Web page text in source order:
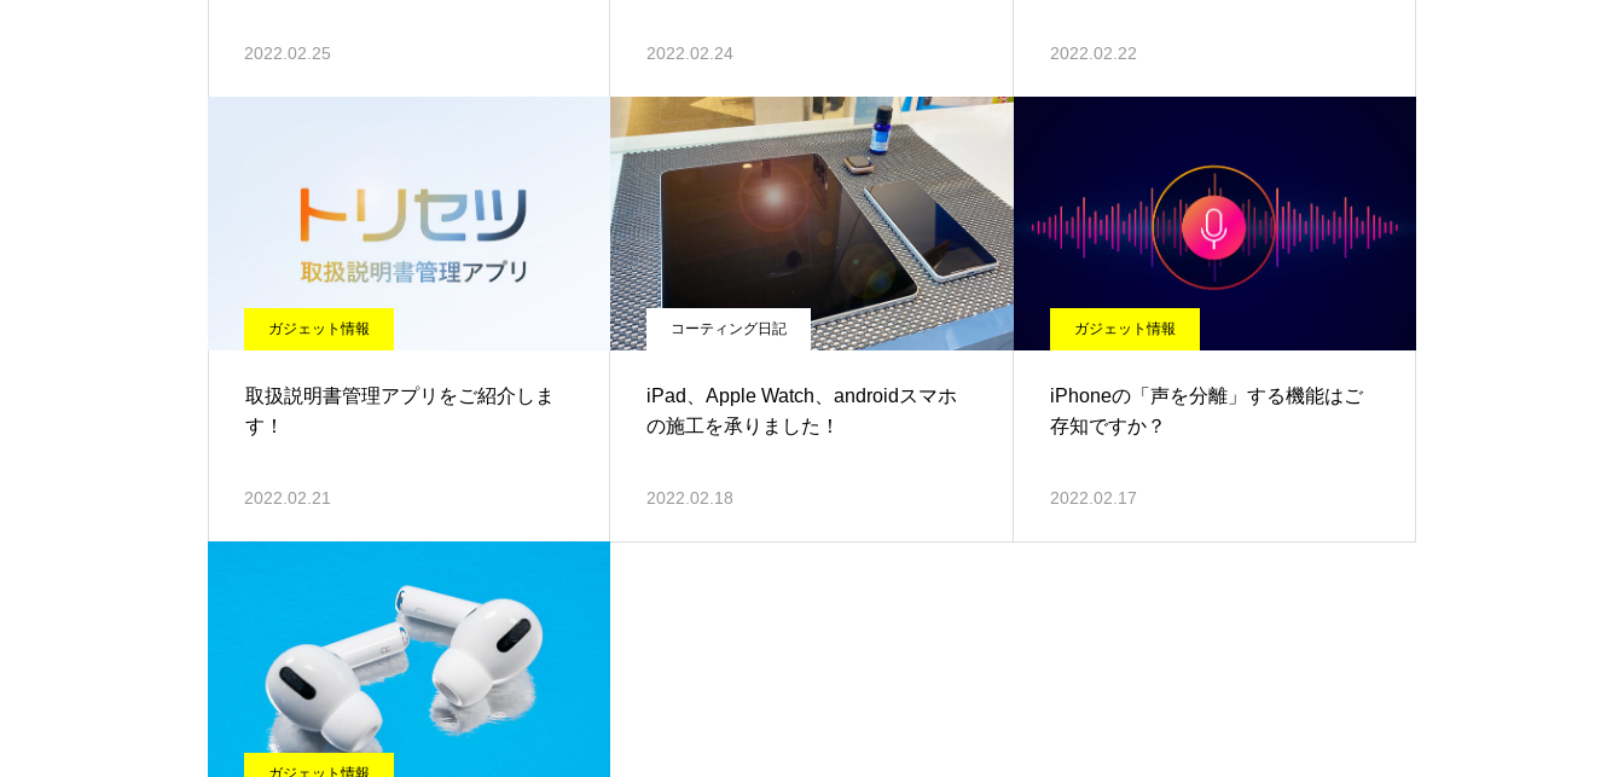
2022.02.25 2022.02.24 2022.02.22
ガジェット情報
取扱説明書管理アプリをご紹介しま
す！
2022.02.21
コーティング日記
iPad、Apple Watch、androidスマホ
の施工を承りました！
2022.02.18
ガジェット情報
iPhoneの「声を分離」する機能はご
存知ですか？
2022.02.17
ガジェット情報